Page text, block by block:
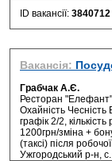
ID вакансії: 3840712
Вакансія:
Грабчак А.Є.
Ресторан
Охайність
графік 2/2,
1200грн/зміна +
(таксі) після
Ужгородський р-н,